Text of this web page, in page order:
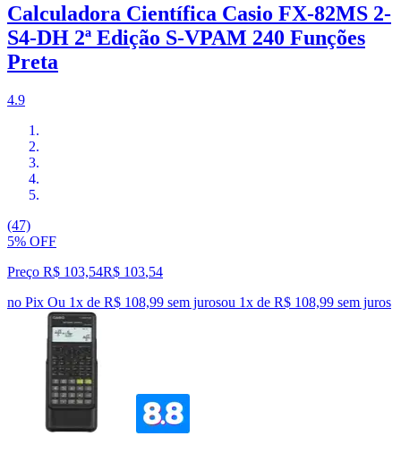
Calculadora Científica Casio FX-82MS 2-
S4-DH 2ª Edição S-VPAM 240 Funções
Preta
4.9
(47)
5% OFF
Preço R$ 103,54R$ 103,54
no Pix Ou 1x de R$ 108,99 sem jurosou 1x de R$ 108,99 sem juros